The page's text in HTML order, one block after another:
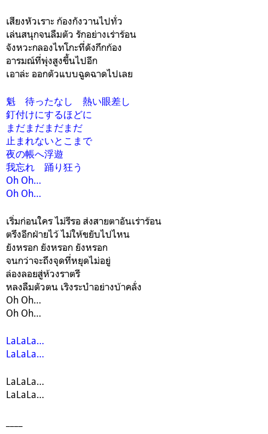
เสียงหัวเราะ ก้องกังวานไปทั่ว
เล่นสนุกจนลืมตัว รักอย่างเร่าร้อน
จังหวะกลองไทโกะที่ดังกึกก้อง
อารมณ์ที่พุ่งสูงขึ้นไปอีก
เอาล่ะ ออกตัวแบบฉูดฉาดไปเลย
魁 待ったなし 熱い眼差し
釘付けにするほどに
まだまだまだまだ
止まれないとこまで
夜の帳へ浮遊
我忘れ 踊り狂う
Oh Oh…
Oh Oh…
เริ่มก่อนใคร ไม่รีรอ ส่งสายตาอันเร่าร้อน
ตรึงอีกฝ่ายไว้ ไม่ให้ขยับไปไหน
ยังหรอก ยังหรอก ยังหรอก
จนกว่าจะถึงจุดที่หยุดไม่อยู่
ล่องลอยสู่ห้วงราตรี
หลงลืมตัวตน เริงระบำอย่างบ้าคลั่ง
Oh Oh…
Oh Oh…
LaLaLa…
LaLaLa…
LaLaLa…
LaLaLa…